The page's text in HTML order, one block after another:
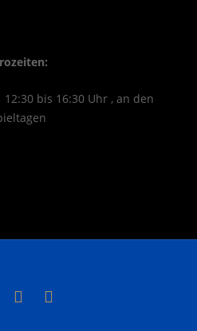
12:30 bis 16:30 Uhr , an den